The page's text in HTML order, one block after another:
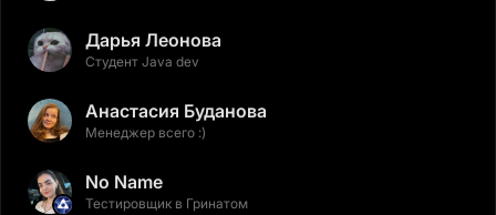
Дарья Леонова
Студент Java dev
Анастасия Буданова
Менеджер всего :)
No Name
Тестировщик в Гринатом